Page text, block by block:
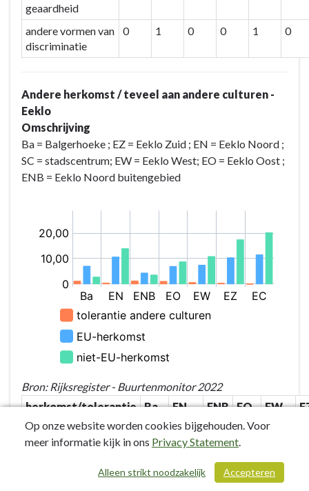
geaardheid
andere vormen van
discriminatie
0 1 0 0 1 0
Andere herkomst / teveel aan andere culturen -
Eeklo
Omschrijving
Ba = Balgerhoeke ; EZ = Eeklo Zuid ; EN = Eeklo Noord ;
SC = stadscentrum; EW = Eeklo West; EO = Eeklo Oost ;
ENB = Eeklo Noord buitengebied
Bron: Rijksregister - Buurtenmonitor 2022
herkomst/tolerantie Ba EN ENB EO EW
tolerantie andere
culturen
1,10 0,36 1,17 1,01 0,55
7,00 10,60 4,30 6,90 7,40
/ 244
Op onze website worden cookies bijgehouden. Voor
meer informatie kijk in ons Privacy Statement.
Accepteren
Alleen strikt noodzakelijk